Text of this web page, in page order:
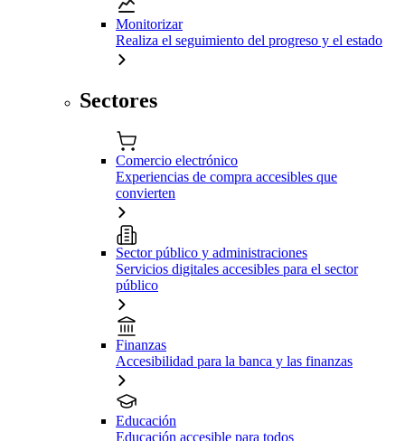
Monitorizar
Realiza el seguimiento del progreso y el estado
Sectores
Comercio electrónico
Experiencias de compra accesibles que
convierten
Sector público y administraciones
Servicios digitales accesibles para el sector
público
Finanzas
Accesibilidad para la banca y las finanzas
Educación
Educación accesible para todos